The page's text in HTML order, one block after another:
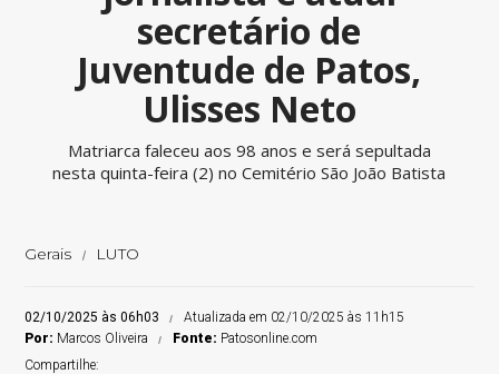
secretário de
Juventude de Patos,
Ulisses Neto
Matriarca faleceu aos 98 anos e será sepultada
nesta quinta-feira (2) no Cemitério São João Batista
Gerais LUTO
02/10/2025 às 06h03
Atualizada em 02/10/2025 às 11h15
Por: Marcos Oliveira Fonte: Patosonline.com
Compartilhe: